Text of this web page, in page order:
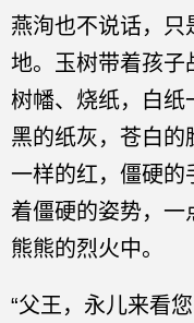
燕洵也不说话，只
地。玉树带着孩子
树幡、烧纸，白纸
黑的纸灰，苍白的
一样的红，僵硬的
着僵硬的姿势，一
熊熊的烈火中。
“父王，永儿来看